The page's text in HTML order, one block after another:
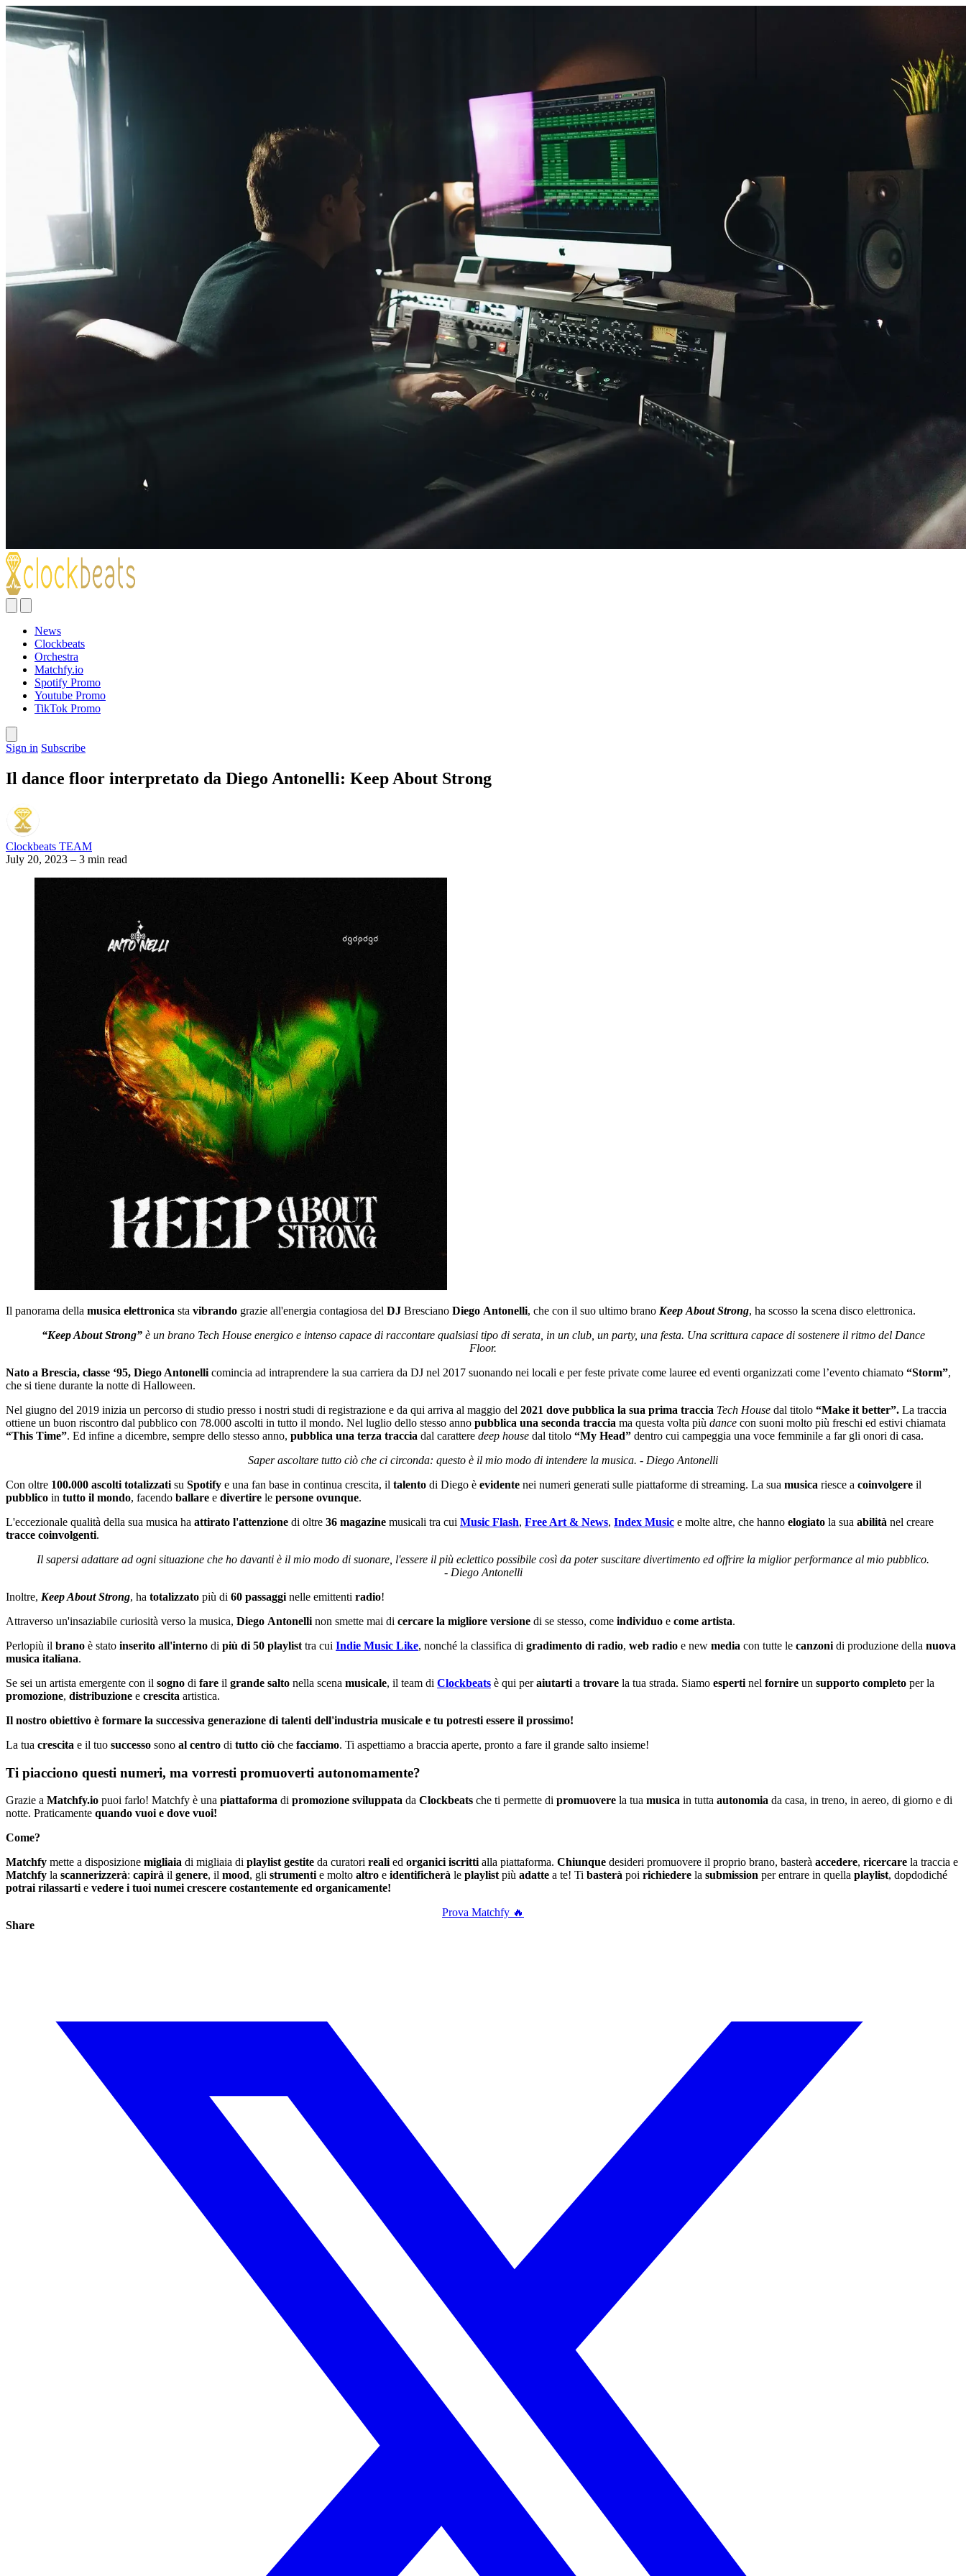
News
Clockbeats
Orchestra
Matchfy.io
Spotify Promo
Youtube Promo
TikTok Promo
Sign in Subscribe
Il dance floor interpretato da Diego Antonelli: Keep About Strong
Clockbeats TEAM
July 20, 2023 – 3 min read
Il panorama della musica elettronica sta vibrando grazie all'energia contagiosa del DJ Bresciano Diego Antonelli, che con il suo ultimo brano Keep About Strong, ha scosso la scena disco elettronica.
“Keep About Strong”è un brano Tech Houseenergico e intenso capace di raccontare qualsiasi tipo di serata, in un club, un party, una festa. Una scrittura capace di sostenere il ritmo del Dance
Floor.
Nato a Brescia, classe ‘95, Diego Antonelli comincia ad intraprendere la sua carriera da DJ nel 2017 suonando nei locali e per feste private come lauree ed eventi organizzati come l’evento chiamato “Storm”,
che si tiene durante la notte di Halloween.
Nel giugno del 2019 inizia un percorso di studio presso i nostri studi di registrazione e da qui arriva al maggio del 2021 dove pubblica la sua prima traccia Tech House dal titolo “Make it better”. La traccia
ottiene un buon riscontro dal pubblico con 78.000 ascolti in tutto il mondo. Nel luglio dello stesso anno pubblica una seconda traccia ma questa volta più dance con suoni molto più freschi ed estivi chiamata
“This Time”. Ed infine a dicembre, sempre dello stesso anno, pubblica una terza traccia dal carattere deep house dal titolo “My Head” dentro cui campeggia una voce femminile a far gli onori di casa.
Saper ascoltare tutto ciò che ci circonda: questo è il mio modo di intendere la musica. - Diego Antonelli
Con oltre 100.000 ascolti totalizzati su Spotify e una fan base in continua crescita, il talento di Diego è evidente nei numeri generati sulle piattaforme di streaming. La sua musica riesce a coinvolgere il
pubblico in tutto il mondo, facendo ballare e divertire le persone ovunque.
L'eccezionale qualità della sua musica ha attirato l'attenzione di oltre 36 magazine musicali tra cui Music Flash, Free Art & News, Index Music e molte altre, che hanno elogiato la sua abilità nel creare
tracce coinvolgenti.
Il sapersi adattare ad ogni situazione che ho davanti è il mio modo di suonare, l'essere il più eclettico possibile così da poter suscitare divertimento ed offrire la miglior performance al mio pubblico.
- Diego Antonelli
Inoltre, Keep About Strong, ha totalizzato più di 60 passaggi nelle emittenti radio!
Attraverso un'insaziabile curiosità verso la musica, Diego Antonelli non smette mai di cercare la migliore versione di se stesso, come individuo e come artista.
Perlopiù il brano è stato inserito all'interno di più di 50 playlist tra cui Indie Music Like, nonché la classifica di gradimento di radio, web radio e new media con tutte le canzoni di produzione della nuova
musica italiana.
Se sei un artista emergente con il sogno di fare il grande salto nella scena musicale, il team di Clockbeats è qui peraiutarti a trovare la tua strada. Siamo esperti nel fornire un supporto completo per la
promozione, distribuzione e crescita artistica.
Il nostro obiettivo è formare la successiva generazione di talenti dell'industria musicale e tu potresti essere il prossimo!
La tua crescita e il tuo successo sono al centro di tutto ciò che facciamo. Ti aspettiamo a braccia aperte, pronto a fare il grande salto insieme!
Ti piacciono questi numeri, ma vorresti promuoverti autonomamente?
Grazie a Matchfy.io puoi farlo! Matchfy è una piattaforma di promozione sviluppata da Clockbeats che ti permette di promuovere la tua musica in tutta autonomia da casa, in treno, in aereo, di giorno e di
notte. Praticamente quando vuoi e dove vuoi!
Come?
Matchfy mette a disposizione migliaia di migliaia di playlist gestite da curatori reali ed organici iscritti alla piattaforma. Chiunque desideri promuovere il proprio brano, basterà accedere, ricercare la traccia e
Matchfy la scannerizzerà: capirà il genere, il mood, gli strumenti e molto altro e identificherà le playlist più adatte a te! Ti basterà poi richiedere la submission per entrare in quella playlist, dopdodiché
potrai rilassarti e vedere i tuoi numei crescere costantemente ed organicamente!
Prova Matchfy 🔥
Share